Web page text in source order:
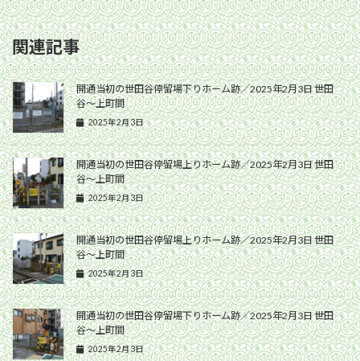
関連記事
開通当初の世田谷停留場下りホーム跡／2025年2月3日 世田
谷〜上町間
2025年2月3日
開通当初の世田谷停留場上りホーム跡／2025年2月3日 世田
谷〜上町間
2025年2月3日
開通当初の世田谷停留場上りホーム跡／2025年2月3日 世田
谷〜上町間
2025年2月3日
開通当初の世田谷停留場下りホーム跡／2025年2月3日 世田
谷〜上町間
2025年2月3日